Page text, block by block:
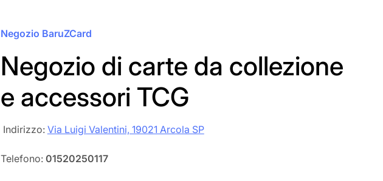
Negozio BaruZCard
Negozio di carte da collezione
e accessori TCG
‎‎ Indirizzo: Via Luigi Valentini, 19021 Arcola SP
Telefono: 01520250117